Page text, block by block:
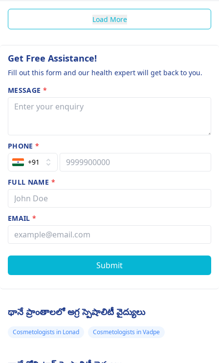
Load More
Get Free Assistance!
Fill out this form and our health expert will get back to you.
MESSAGE *
PHONE*
+91
FULL NAME *
EMAIL*
Submit
థానే ప్రాంతాలలో అగ్ర స్పెషాలిటీ వైద్యులు
Cosmetologists in Lonad Cosmetologists in Vadpe